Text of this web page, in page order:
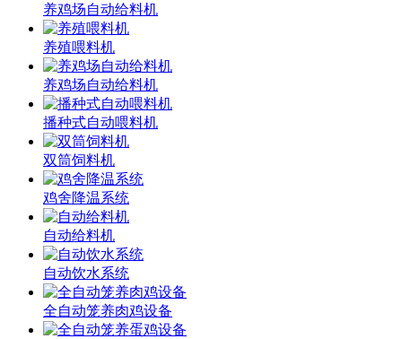
养鸡场自动给料机
养殖喂料机
养鸡场自动给料机
播种式自动喂料机
双筒饲料机
鸡舍降温系统
自动给料机
自动饮水系统
全自动笼养肉鸡设备